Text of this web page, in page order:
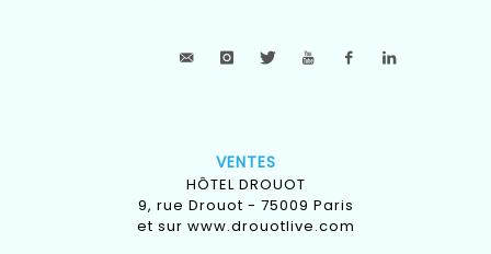
VENTES
HÔTEL DROUOT
9, rue Drouot - 75009 Paris
et sur www.drouotlive.com